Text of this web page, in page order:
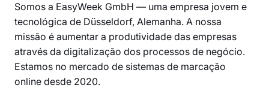
Somos a EasyWeek GmbH — uma empresa jovem e
tecnológica de Düsseldorf, Alemanha. A nossa
missão é aumentar a produtividade das empresas
através da digitalização dos processos de negócio.
Estamos no mercado de sistemas de marcação
online desde 2020.